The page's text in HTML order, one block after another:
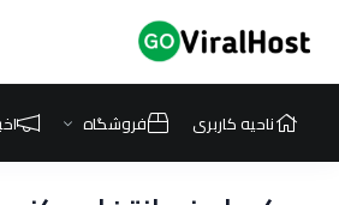
ناحیه کاربری فروشگاه